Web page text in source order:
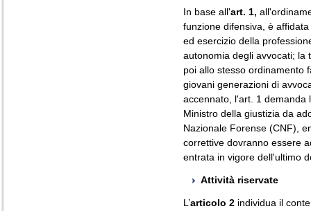
In base all'art. 1,
funzione difensiva, è
ed esercizio della
autonomia degli avvocati; la
poi allo stesso ordinamento
giovani generazioni di
accennato, l'art. 1 demanda
Ministro della giustizia da
Nazionale Forense (CNF),
correttive dovranno essere
entrata in vigore dell'ultimo
Attività riservate
L’articolo 2 individua il